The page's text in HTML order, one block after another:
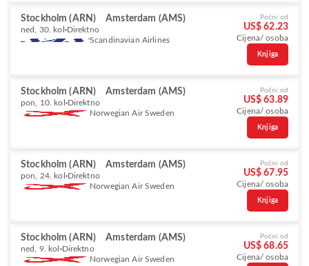
Stockholm (ARN) Amsterdam (AMS)
ned, 30. kol Direktno
Scandinavian Airlines
Počni od
US$ 62.23
Cijena/ osoba
Knjiga
Stockholm (ARN) Amsterdam (AMS)
pon, 10. kol Direktno
Norwegian Air Sweden
Počni od
US$ 63.89
Cijena/ osoba
Knjiga
Stockholm (ARN) Amsterdam (AMS)
pon, 24. kol Direktno
Norwegian Air Sweden
Počni od
US$ 67.95
Cijena/ osoba
Knjiga
Stockholm (ARN) Amsterdam (AMS)
ned, 9. kol Direktno
Norwegian Air Sweden
Počni od
US$ 68.65
Cijena/ osoba